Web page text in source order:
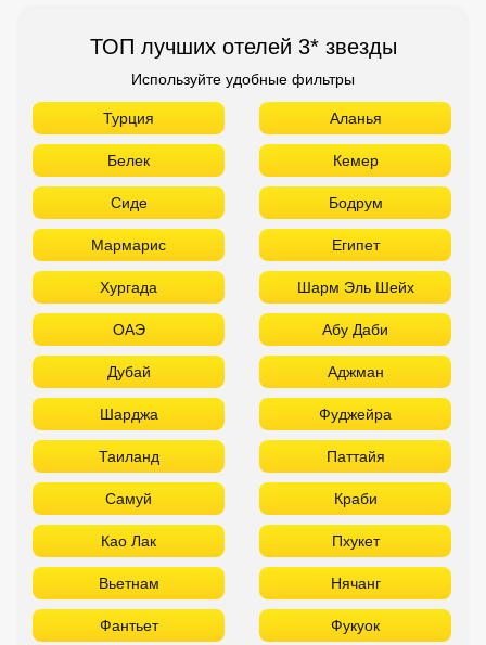
ТОП лучших отелей 3* звезды
Используйте удобные фильтры
Турция Аланья
Белек Кемер
Сиде Бодрум
Мармарис Египет
Хургада Шарм Эль Шейх
ОАЭ Абу Даби
Дубай Аджман
Шарджа Фуджейра
Таиланд Паттайя
Самуй Краби
Као Лак Пхукет
Вьетнам Нячанг
Фантьет Фукуок